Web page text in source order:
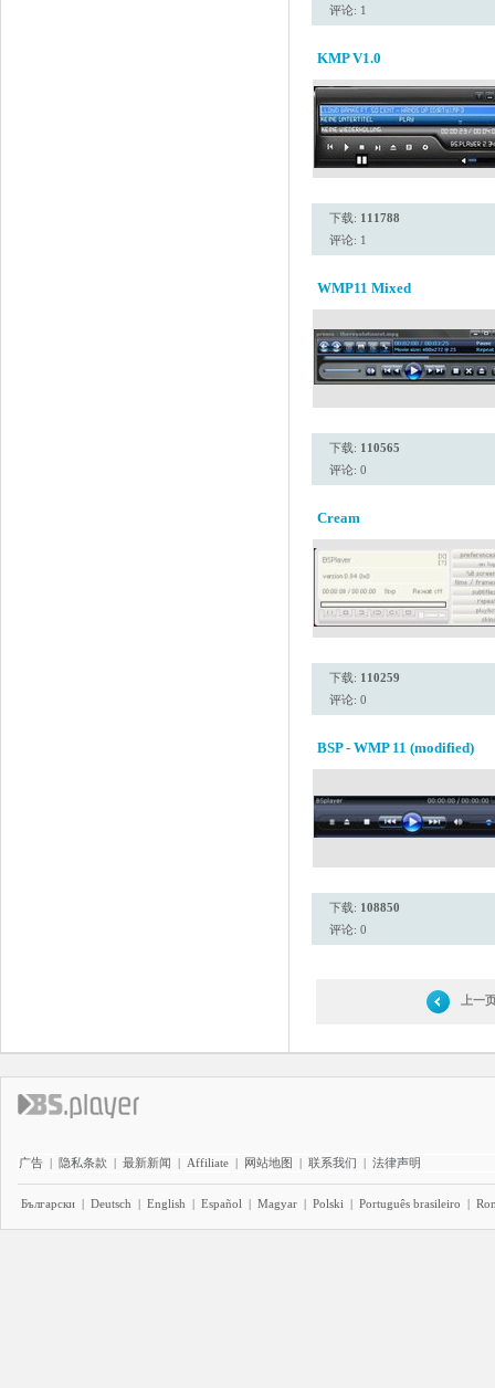
评论: 1
KMP V1.0
下载: 111788
评论: 1
WMP11 Mixed
下载: 110565
评论: 0
Cream
下载: 110259
评论: 0
BSP - WMP 11 (modified)
下载: 108850
评论: 0
上一
广告 | 隐私条款 | 最新新闻 | Affiliate | 网站地图 | 联系我们 | 法律声明
Български | Deutsch | English | Español | Magyar | Polski | Português brasileiro |